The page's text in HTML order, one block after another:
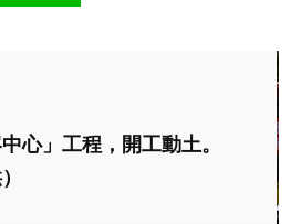
心」工程，開工動土。